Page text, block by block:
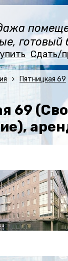
готовый
Сдать/
Пятницкая 69
69